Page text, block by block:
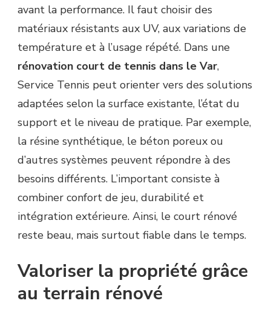
avant la performance. Il faut choisir des
matériaux résistants aux UV, aux variations de
température et à l’usage répété. Dans une
rénovation court de tennis dans le Var,
Service Tennis peut orienter vers des solutions
adaptées selon la surface existante, l’état du
support et le niveau de pratique. Par exemple,
la résine synthétique, le béton poreux ou
d’autres systèmes peuvent répondre à des
besoins différents. L’important consiste à
combiner confort de jeu, durabilité et
intégration extérieure. Ainsi, le court rénové
reste beau, mais surtout fiable dans le temps.
Valoriser la propriété grâce
au terrain rénové